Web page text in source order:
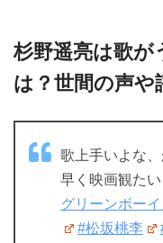
杉野遥亮は歌が
は？世間の声や
歌上手いよな
早く映画観た
グリーンボー
#松坂桃李